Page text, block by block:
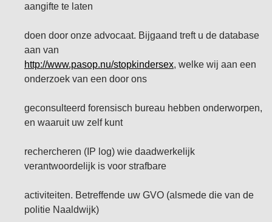
aangifte te laten
doen door onze advocaat. Bijgaand treft u de database
aan van
http://www.pasop.nu/stopkindersex, welke wij aan een
onderzoek van een door ons
geconsulteerd forensisch bureau hebben onderworpen,
en waaruit uw zelf kunt
rechercheren (IP log) wie daadwerkelijk
verantwoordelijk is voor strafbare
activiteiten. Betreffende uw GVO (alsmede die van de
politie Naaldwijk)